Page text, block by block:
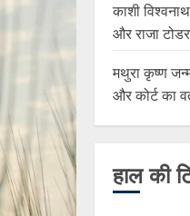
काशी
और राजा
मथुरा कृष्ण
और कोर्ट का
हाल की